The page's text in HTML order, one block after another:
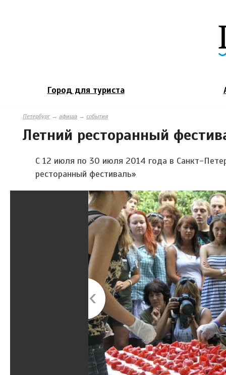
Город для туриста
Петербург→ афиша → события
Летний ресторанный
С 12 июля по 30 июля 2014 года в Санкт-
ресторанный фестиваль»